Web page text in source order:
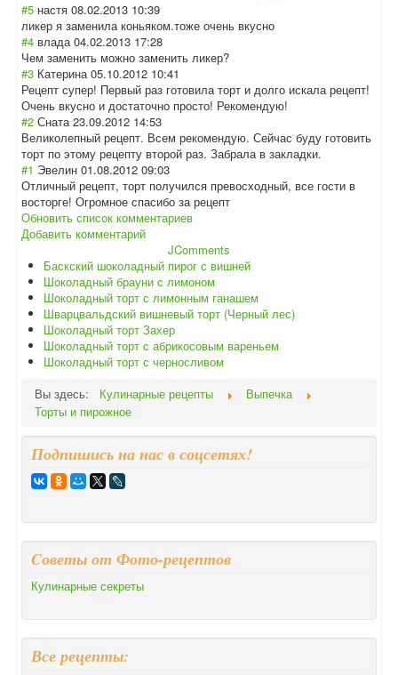
#5 настя 08.02.2013 10:39
ликер я заменила коньяком.тоже очень вкусно
#4 влада 04.02.2013 17:28
Чем заменить можно заменить ликер?
#3 Катерина 05.10.2012 10:41
Рецепт супер! Первый раз готовила торт и долго искала рецепт!
Очень вкусно и достаточно просто! Рекомендую!
#2 Сната 23.09.2012 14:53
Великолепный рецепт. Всем рекомендую. Сейчас буду готовить
торт по этому рецепту второй раз. Забрала в закладки.
#1 Эвелин 01.08.2012 09:03
Отличный рецепт, торт получился превосходный, все гости в
восторге! Огромное спасибо за рецепт
Обновить список комментариев
Добавить комментарий
JComments
Баскский шоколадный пирог с вишней
Шоколадный брауни с лимоном
Шоколадный торт с лимонным ганашем
Шварцвальдский вишневый торт (Черный лес)
Шоколадный торт Захер
Шоколадный торт с абрикосовым вареньем
Шоколадный торт с черносливом
Вы здесь:
Кулинарные рецепты
Выпечка
Торты и пирожное
Подпишись на нас в соцсетях!
Cоветы от Фото-рецептов
Кулинарные секреты
Все рецепты: